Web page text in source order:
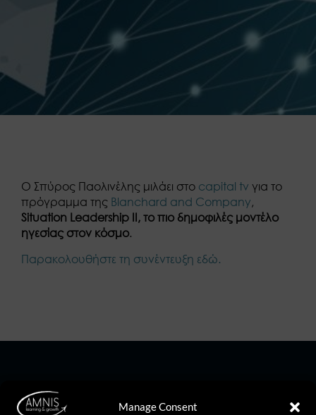
Manage Consent
Ο Σπύρος Παολινέλης μιλάει στο capital tv για το
πρόγραμμα της Blanchard and Company,
Situation Leadership II, το πιο δημοφιλές μοντέλο
ηγεσίας στον κόσμο.
Παρακολουθήστε τη συνέντευξη εδώ.